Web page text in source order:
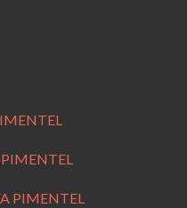
PIMENTEL